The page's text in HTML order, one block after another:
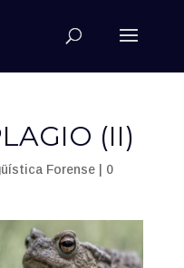
(II)
Forense| 0